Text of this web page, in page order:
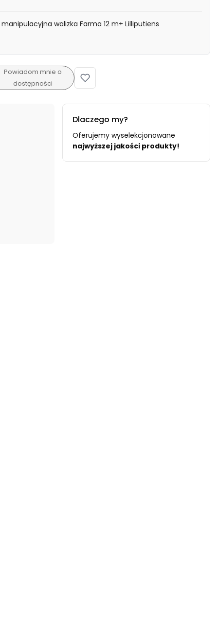
walizka Farma 12 m+ Lilliputiens
Powiadom mnie o
dostępności
Dlaczego my?
Oferujemy wyselekcjonowane
najwyższej jakości produkty!